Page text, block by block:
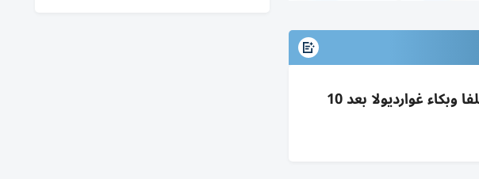
دموع غوارديولا وسيلفا في وداعهما لمانشستر سيتي أمام أستون فيلا؛ ممر شرفي لسيلفا وبكاء غوارديولا بعد 10